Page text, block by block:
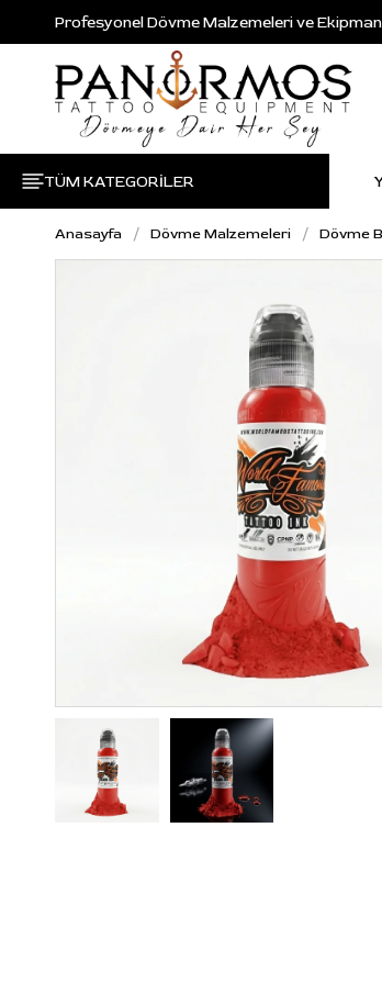
Profesyonel Dövme Malzemeleri ve
TÜM KATEGORİLER
Anasayfa Dövme Malzemeleri Dövme